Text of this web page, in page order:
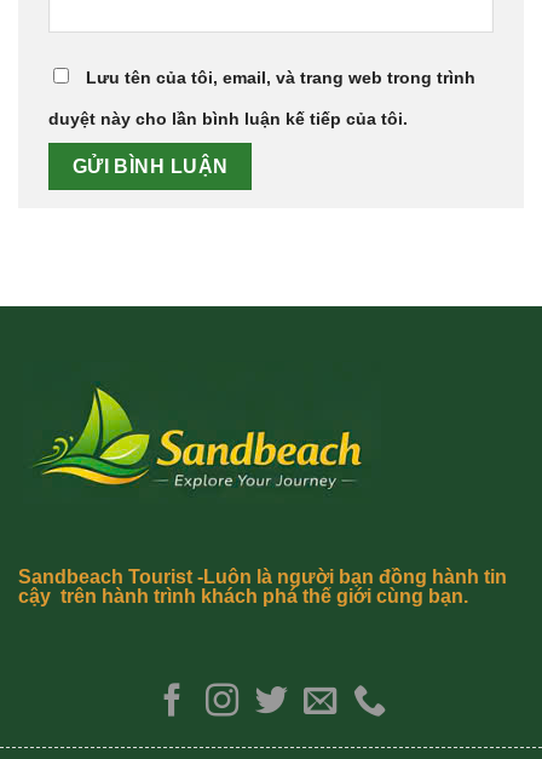
Lưu tên của tôi, email, và trang web trong trình
duyệt này cho lần bình luận kế tiếp của tôi.
Sandbeach Tourist -Luôn là người bạn đồng hành tin
cậy trên hành trình khách phá thế giới cùng bạn.